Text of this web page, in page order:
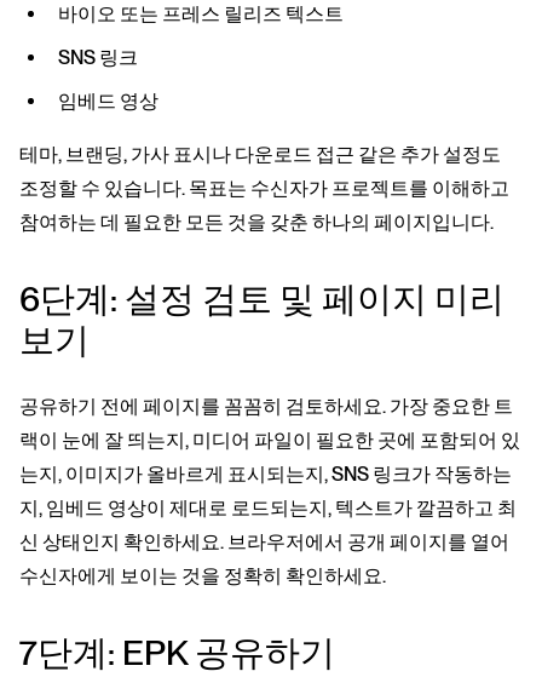
바이오 또는 프레스 릴리즈 텍스트
SNS 링크
임베드 영상
테마, 브랜딩, 가사 표시나 다운로드 접근 같은 추가 설정도
조정할 수 있습니다. 목표는 수신자가 프로젝트를 이해하고
참여하는 데 필요한 모든 것을 갖춘 하나의 페이지입니다.
6단계: 설정 검토 및 페이지 미리
보기
공유하기 전에 페이지를 꼼꼼히 검토하세요. 가장 중요한 트
랙이 눈에 잘 띄는지, 미디어 파일이 필요한 곳에 포함되어 있
는지, 이미지가 올바르게 표시되는지, SNS 링크가 작동하는
지, 임베드 영상이 제대로 로드되는지, 텍스트가 깔끔하고 최
신 상태인지 확인하세요. 브라우저에서 공개 페이지를 열어
수신자에게 보이는 것을 정확히 확인하세요.
7단계: EPK 공유하기